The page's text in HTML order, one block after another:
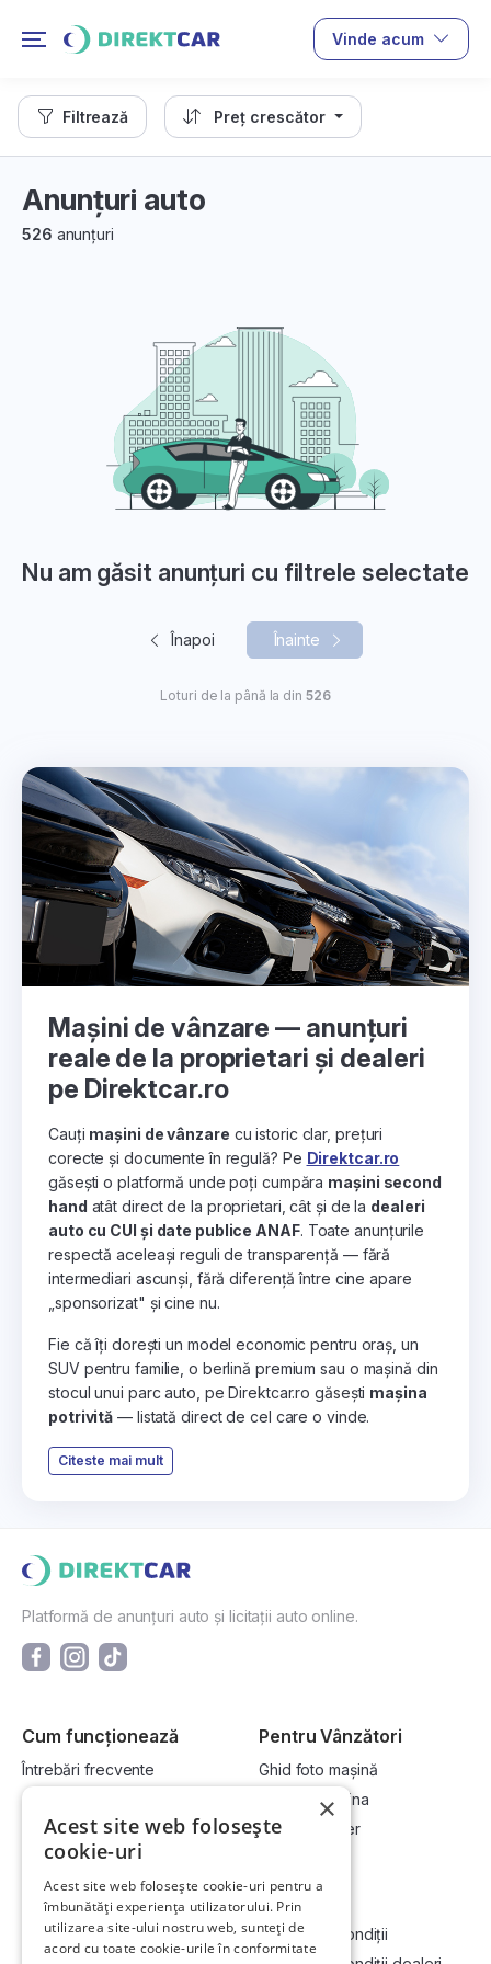
Vinde acum
Filtrează Preț crescător
Anunțuri auto
526 anunțuri
Nu am găsit anunțuri cu filtrele selectate
Înapoi Înainte
Loturi de la până la din 526
Mașini de vânzare — anunțuri
reale de la proprietari și dealeri
pe Direktcar.ro
Cauți mașini de vânzare cu istoric clar, prețuri
corecte și documente în regulă? Pe Direktcar.ro
găsești o platformă unde poți cumpăra mașini second
hand atât direct de la proprietari, cât și de la dealeri
auto cu CUI și date publice ANAF. Toate anunțurile
respectă aceleași reguli de transparență — fără
intermediari ascunși, fără diferență între cine apare
„sponsorizat" și cine nu.
Fie că îți dorești un model economic pentru oraș, un
SUV pentru familie, o berlină premium sau o mașină din
stocul unui parc auto, pe Direktcar.ro găsești mașina
potrivită — listată direct de cel care o vinde.
Citeste mai mult
Platformă de anunțuri auto și licitații auto online.
Cum funcționează
Întrebări frecvente
Cum vând la licitație?
Pentru Vânzători
Ghid foto mașină
Vinde-ți mașina
Devino dealer
Link-uri utile
Informații utile vizionare
Compania
Termeni și condiții
×
Acest site web folosește
cookie-uri
Acest site web folosește cookie-uri pentru a
îmbunătăți experiența utilizatorului. Prin
utilizarea site-ului nostru web, sunteți de
acord cu toate cookie-urile în conformitate